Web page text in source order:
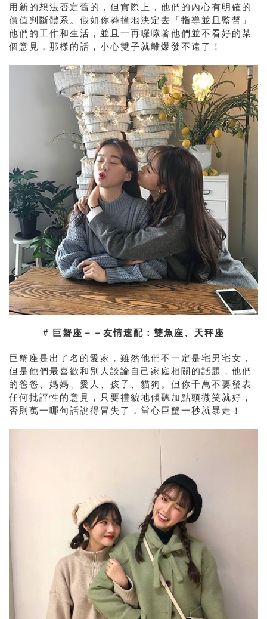
用新的想法否定舊的，但實際上，他們的內心有明確的
價值判斷體系。假如你莽撞地決定去「指導並且監督」
他們的工作和生活，並且一再囉嗦著他們並不看好的某
個意見，那樣的話，小心雙子就離爆發不遠了！
# 巨蟹座－－友情速配：雙魚座、天秤座
巨蟹座是出了名的愛家，雖然他們不一定是宅男宅女，
但是他們最喜歡和別人談論自己家庭相關的話題，他們
的爸爸、媽媽、愛人、孩子、貓狗。但你千萬不要發表
任何批評性的意見，只要禮貌地傾聽加點頭微笑就好，
否則萬一哪句話說得冒失了，當心巨蟹一秒就暴走！